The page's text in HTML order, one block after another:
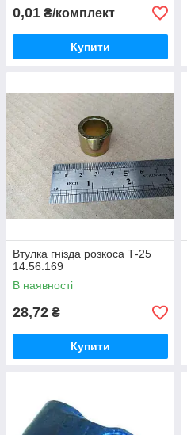
0,01 ₴/комплект
Купити
Втулка гнізда розкоса Т-25
14.56.169
В наявності
28,72 ₴
Купити